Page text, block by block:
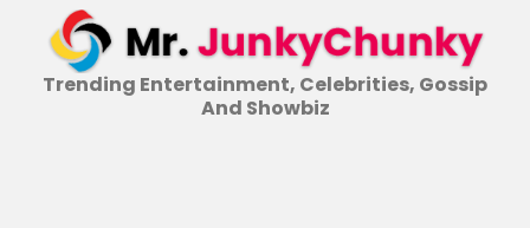
contentTrending Entertainment, Celebrities, Gossip
And Showbiz